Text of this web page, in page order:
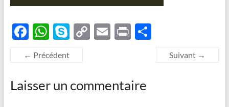
F
ac
e
b
o
W
h
at
s
A
S
y
p
e
C
y
Li
E P P
← Précédent Suivant →
Laisser un commentaire